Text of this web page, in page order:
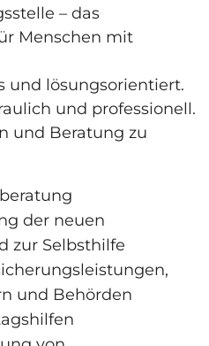
– das
Menschen mit
und lösungsorientiert.
und professionell.
und Beratung zu
der neuen
zur Selbsthilfe
und Behörden